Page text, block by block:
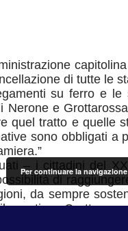
di tutte le
su ferro e le
e
quel tratto e quelle
sono obbligati a
– i cittadini del
di
da sempre
quartiere
Per continuare la